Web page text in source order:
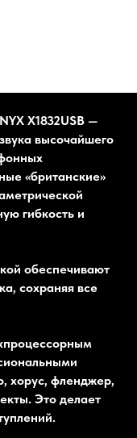
X1832USB —
высочайшего
«британские»
гибкость и
обеспечивают
сохраняя все
хорус, фленджер,
Это делает